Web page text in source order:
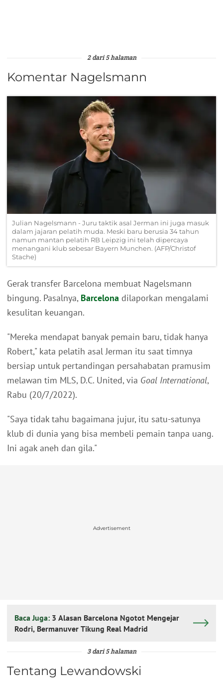
2 dari 5 halaman
Komentar Nagelsmann
Julian Nagelsmann - Juru taktik asal Jerman ini juga masuk
dalam jajaran pelatih muda. Meski baru berusia 34 tahun
namun mantan pelatih RB Leipzig ini telah dipercaya
menangani klub sebesar Bayern Munchen. (AFP/Christof
Stache)
Gerak transfer Barcelona membuat Nagelsmann
bingung. Pasalnya, Barcelona dilaporkan mengalami
kesulitan keuangan.
"Mereka mendapat banyak pemain baru, tidak hanya
Robert," kata pelatih asal Jerman itu saat timnya
bersiap untuk pertandingan persahabatan pramusim
melawan tim MLS, D.C. United, via Goal International,
Rabu (20/7/2022).
"Saya tidak tahu bagaimana jujur, itu satu-satunya
klub di dunia yang bisa membeli pemain tanpa uang.
Ini agak aneh dan gila."
Advertisement
Baca Juga: 3 Alasan Barcelona Ngotot Mengejar
Rodri, Bermanuver Tikung Real Madrid
3 dari 5 halaman
Tentang Lewandowski